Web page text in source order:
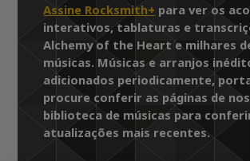
Assine Rocksmith+ para ver os
interativos, tablaturas e
Alchemy of the Heart e milhares
músicas. Músicas e arranjos
adicionados periodicamente,
procure conferir as páginas de
biblioteca de músicas para
atualizações mais recentes.